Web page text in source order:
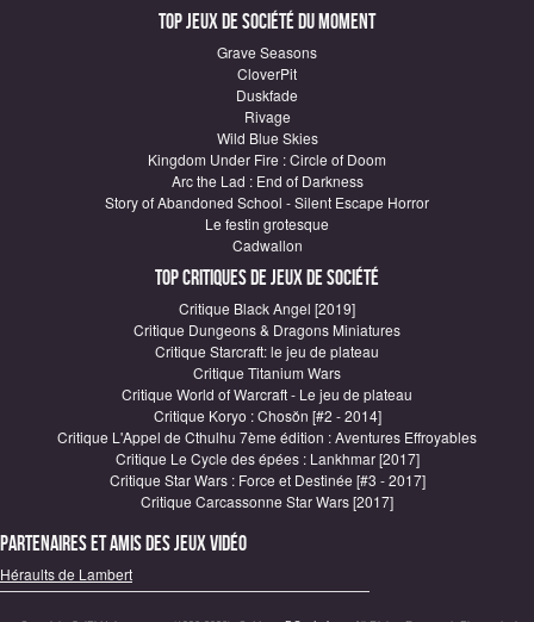
Top Jeux de société du moment
Grave Seasons
CloverPit
Duskfade
Rivage
Wild Blue Skies
Kingdom Under Fire : Circle of Doom
Arc the Lad : End of Darkness
Story of Abandoned School - Silent Escape Horror
Le festin grotesque
Cadwallon
Top critiques de Jeux de société
Critique Black Angel [2019]
Critique Dungeons & Dragons Miniatures
Critique Starcraft: le jeu de plateau
Critique Titanium Wars
Critique World of Warcraft - Le jeu de plateau
Critique Koryo : Chosŏn [#2 - 2014]
Critique L'Appel de Cthulhu 7ème édition : Aventures Effroyables
Critique Le Cycle des épées : Lankhmar [2017]
Critique Star Wars : Force et Destinée [#3 - 2017]
Critique Carcassonne Star Wars [2017]
Partenaires et amis des jeux vidéo
Héraults de Lambert